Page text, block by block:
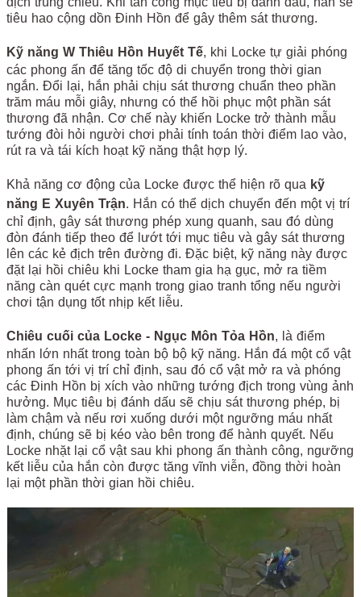
tiêu hao cộng dồn Đinh Hồn để gây thêm sát thương.
Kỹ năng W Thiêu Hồn Huyết Tế, khi Locke tự giải phóng
các phong ấn để tăng tốc độ di chuyển trong thời gian
ngắn. Đổi lại, hắn phải chịu sát thương chuẩn theo phần
trăm máu mỗi giây, nhưng có thể hồi phục một phần sát
thương đã nhận. Cơ chế này khiến Locke trở thành mẫu
tướng đòi hỏi người chơi phải tính toán thời điểm lao vào,
rút ra và tái kích hoạt kỹ năng thật hợp lý.
Khả năng cơ động của Locke được thể hiện rõ qua kỹ
năng E Xuyên Trận. Hắn có thể dịch chuyển đến một vị trí
chỉ định, gây sát thương phép xung quanh, sau đó dùng
đòn đánh tiếp theo để lướt tới mục tiêu và gây sát thương
lên các kẻ địch trên đường đi. Đặc biệt, kỹ năng này được
đặt lại hồi chiêu khi Locke tham gia hạ gục, mở ra tiềm
năng càn quét cực mạnh trong giao tranh tổng nếu người
chơi tận dụng tốt nhịp kết liễu.
Chiêu cuối của Locke - Ngục Môn Tỏa Hồn, là điểm
nhấn lớn nhất trong toàn bộ bộ kỹ năng. Hắn đá một cổ vật
phong ấn tới vị trí chỉ định, sau đó cổ vật mở ra và phóng
các Đinh Hồn bị xích vào những tướng địch trong vùng ảnh
hưởng. Mục tiêu bị đánh dấu sẽ chịu sát thương phép, bị
làm chậm và nếu rơi xuống dưới một ngưỡng máu nhất
định, chúng sẽ bị kéo vào bên trong để hành quyết. Nếu
Locke nhặt lại cổ vật sau khi phong ấn thành công, ngưỡng
kết liễu của hắn còn được tăng vĩnh viễn, đồng thời hoàn
lại một phần thời gian hồi chiêu.